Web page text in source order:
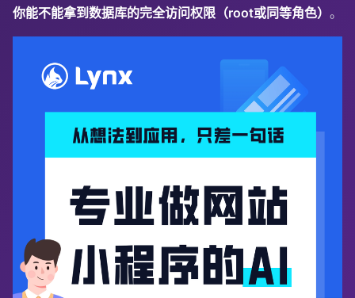
你能不能拿到数据库的完全访问权限（root或同等角色） 。